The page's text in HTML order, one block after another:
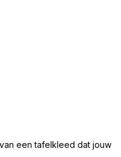
een tafelkleed dat jouw